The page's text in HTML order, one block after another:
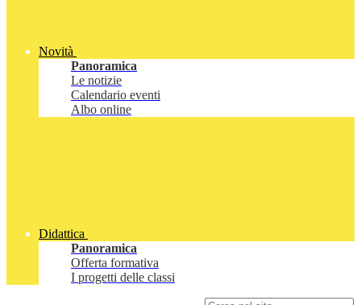
Novità
Panoramica
Le notizie
Calendario eventi
Albo online
Didattica
Panoramica
Offerta formativa
I progetti delle classi